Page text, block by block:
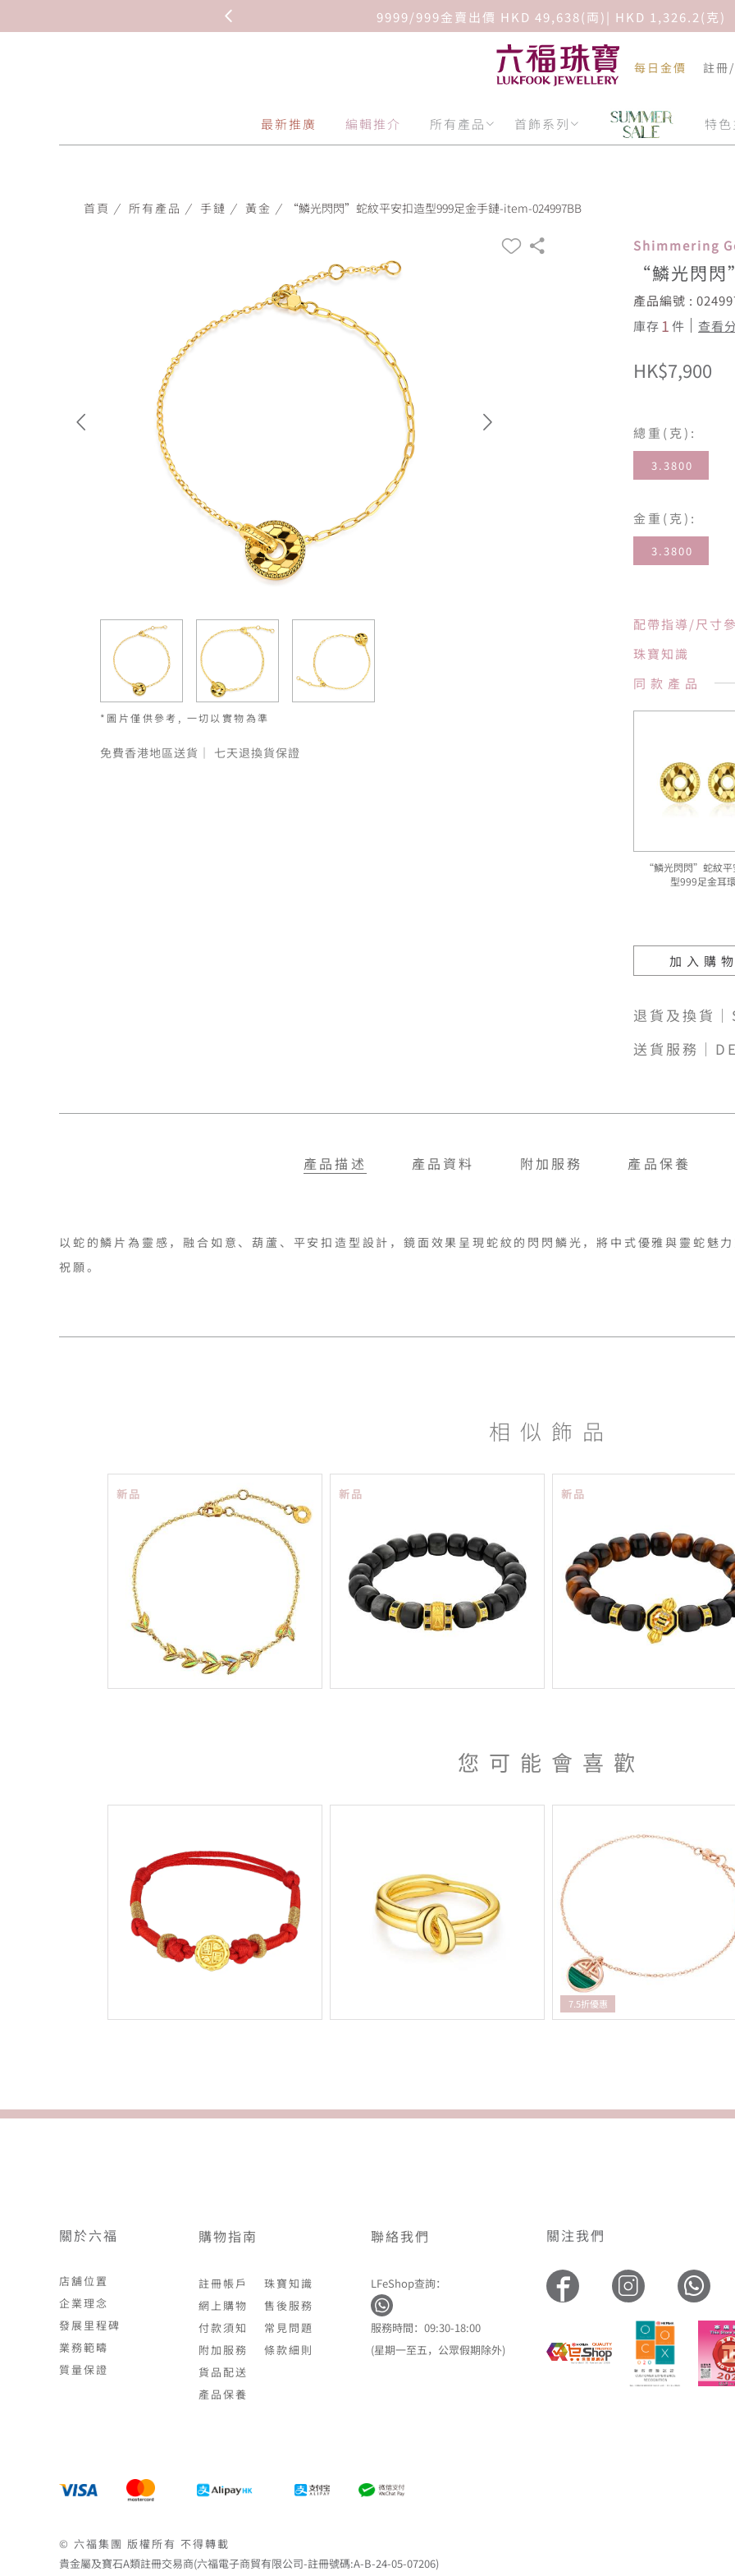
9999/999金賣出價 HKD 49,638(両)| HKD 1,326.2(克)
每日金價 註冊
最新推廣 編輯推介 所有產品 首飾系列 特
首頁 / 所有產品 / 手鏈 / 黃金 / “鱗光閃閃”蛇紋平安扣造型999足金手鏈-item-024997BB
*圖片僅供參考, 一切以實物為準
免費香港地區送貨｜ 七天退換貨保證
Shimmering
“鱗光閃
產品編號 :
庫存1件 查看
HK$7,900
總重(克):
3.3800
金重(克):
3.3800
配帶指導/尺寸
珠寶知識
同款產品
“鱗光閃閃”蛇紋平
型999足金耳
加入購
退貨及換貨
送貨服務｜
產品描述 產品資料 附加服務 產品保養
以蛇的鱗片為靈感，融合如意、葫蘆、平安扣造型設計，鏡面效果呈現蛇紋的閃閃鱗光，將中式優雅與靈蛇魅
相似飾品
新品 新品 新品
您可能會喜歡
7.5折優惠
關於六福
店舖位置
企業理念
發展里程碑
業務範疇
質量保證
購物指南
註冊帳戶
網上購物
付款須知
附加服務
貨品配送
產品保養
珠寶知識
售後服務
常見問題
條款細則
聯絡我們
LFeShop查詢：
服務時間：09:30-18:00
(星期一至五，公眾假期除外)
關注我們
© 六福集團 版權所有 不得轉載
貴金屬及寶石A類註冊交易商(六福電子商貿有限公司-註冊號碼:A-B-24-05-07206)